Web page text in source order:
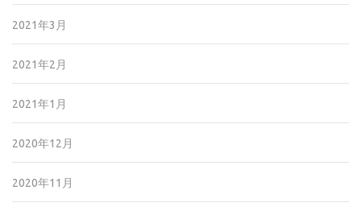
2021年3月
2021年2月
2021年1月
2020年12月
2020年11月